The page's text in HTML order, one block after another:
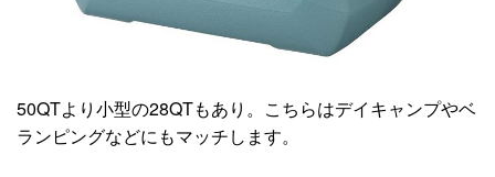
50QTより小型の28QTもあり。こちらはデイキャンプやベ
ランピングなどにもマッチします。